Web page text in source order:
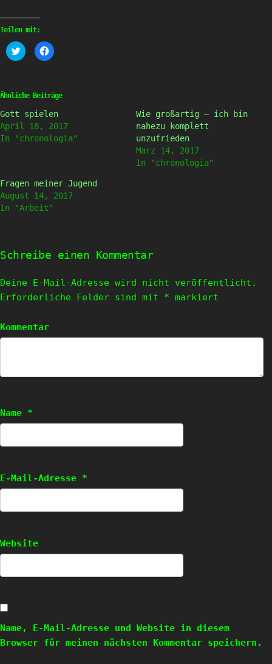
Teilen mit:
Klick,
um
(Wird
in
Fenster
geöffnet)
Klick,
um
(Wird
in
Fenster
geöffnet)
Ähnliche Beiträge
Gott spielen
April 18, 2017
In "chronologia"
Wie großartig – ich bin
nahezu komplett
unzufrieden
März 14, 2017
In "chronologia"
Fragen meiner Jugend
August 14, 2017
In "Arbeit"
Schreibe einen Kommentar
Deine E-Mail-Adresse wird nicht veröffentlicht.
Erforderliche Felder sind mit * markiert
Kommentar
Name *
E-Mail-Adresse *
Website
Name, E-Mail-Adresse und Website in diesem
Browser für meinen nächsten Kommentar speichern.